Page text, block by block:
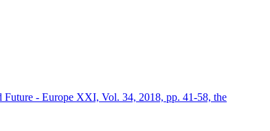
- Europe XXI, Vol. 34, 2018, pp. 41-58, the